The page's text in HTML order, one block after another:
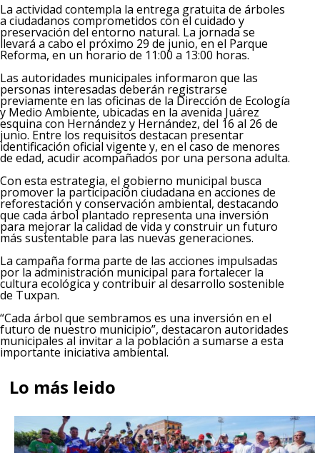
La actividad contempla la entrega gratuita de árboles
a ciudadanos comprometidos con el cuidado y
preservación del entorno natural. La jornada se
llevará a cabo el próximo 29 de junio, en el Parque
Reforma, en un horario de 11:00 a 13:00 horas.
Las autoridades municipales informaron que las
personas interesadas deberán registrarse
previamente en las oficinas de la Dirección de Ecología
y Medio Ambiente, ubicadas en la avenida Juárez
esquina con Hernández y Hernández, del 16 al 26 de
junio. Entre los requisitos destacan presentar
identificación oficial vigente y, en el caso de menores
de edad, acudir acompañados por una persona adulta.
Con esta estrategia, el gobierno municipal busca
promover la participación ciudadana en acciones de
reforestación y conservación ambiental, destacando
que cada árbol plantado representa una inversión
para mejorar la calidad de vida y construir un futuro
más sustentable para las nuevas generaciones.
La campaña forma parte de las acciones impulsadas
por la administración municipal para fortalecer la
cultura ecológica y contribuir al desarrollo sostenible
de Tuxpan.
“Cada árbol que sembramos es una inversión en el
futuro de nuestro municipio”, destacaron autoridades
municipales al invitar a la población a sumarse a esta
importante iniciativa ambiental.
Lo más leido